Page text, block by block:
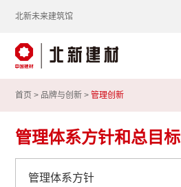
北新未来建筑馆
首页 > 品牌与创新 > 管理创新
管理体系方针和总目标
管理体系方针